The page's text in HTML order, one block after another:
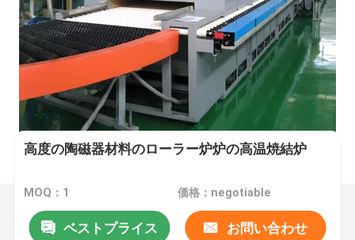
高度の陶磁器材料のローラー炉炉の高温焼結炉
MOQ：1 価格：negotiable
ベストプライス お問い合わせ